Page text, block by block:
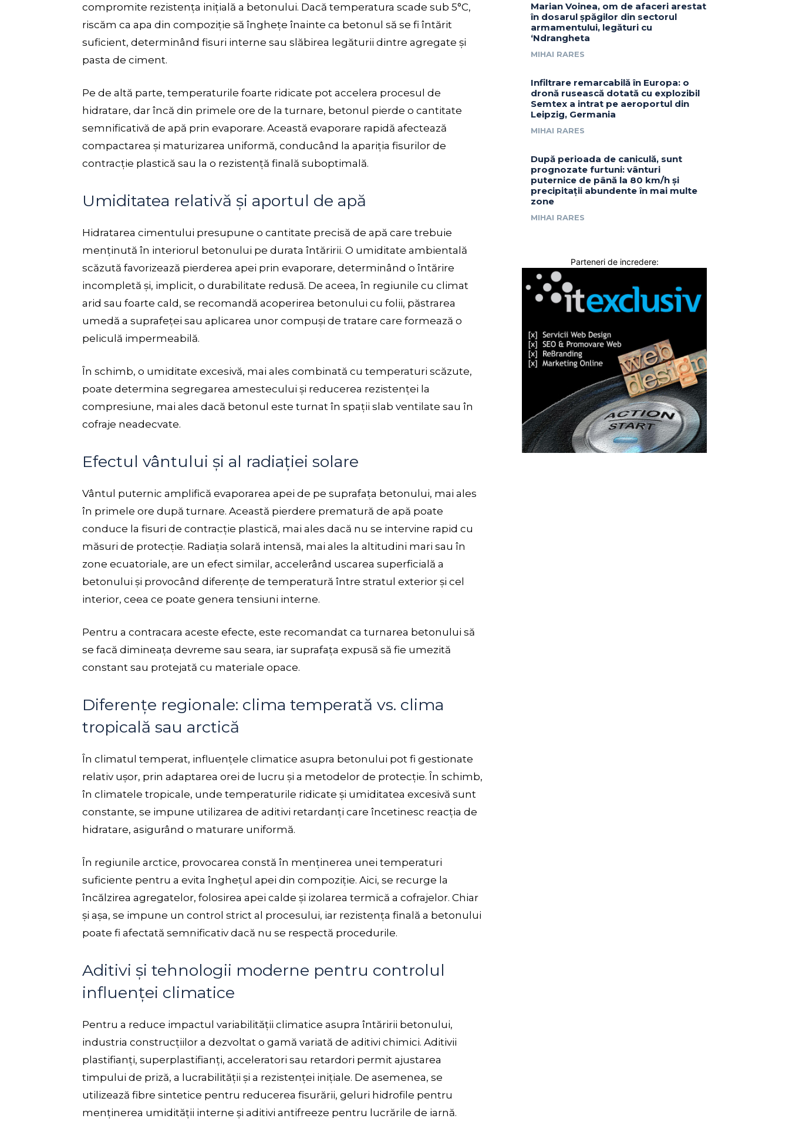
compromite rezistența inițială a betonului. Dacă temperatura scade sub 5°C,
riscăm ca apa din compoziție să înghețe înainte ca betonul să se fi întărit
suficient, determinând fisuri interne sau slăbirea legăturii dintre agregate și
pasta de ciment.
Pe de altă parte, temperaturile foarte ridicate pot accelera procesul de
hidratare, dar încă din primele ore de la turnare, betonul pierde o cantitate
semnificativă de apă prin evaporare. Această evaporare rapidă afectează
compactarea și maturizarea uniformă, conducând la apariția fisurilor de
contracție plastică sau la o rezistență finală suboptimală.
Umiditatea relativă și aportul de apă
Hidratarea cimentului presupune o cantitate precisă de apă care trebuie
menținută în interiorul betonului pe durata întăririi. O umiditate ambientală
scăzută favorizează pierderea apei prin evaporare, determinând o întărire
incompletă și, implicit, o durabilitate redusă. De aceea, în regiunile cu climat
arid sau foarte cald, se recomandă acoperirea betonului cu folii, păstrarea
umedă a suprafeței sau aplicarea unor compuși de tratare care formează o
peliculă impermeabilă.
În schimb, o umiditate excesivă, mai ales combinată cu temperaturi scăzute,
poate determina segregarea amestecului și reducerea rezistenței la
compresiune, mai ales dacă betonul este turnat în spații slab ventilate sau în
cofraje neadecvate.
Efectul vântului și al radiației solare
Vântul puternic amplifică evaporarea apei de pe suprafața betonului, mai ales
în primele ore după turnare. Această pierdere prematură de apă poate
conduce la fisuri de contracție plastică, mai ales dacă nu se intervine rapid cu
măsuri de protecție. Radiația solară intensă, mai ales la altitudini mari sau în
zone ecuatoriale, are un efect similar, accelerând uscarea superficială a
betonului și provocând diferențe de temperatură între stratul exterior și cel
interior, ceea ce poate genera tensiuni interne.
Pentru a contracara aceste efecte, este recomandat ca turnarea betonului să
se facă dimineața devreme sau seara, iar suprafața expusă să fie umezită
constant sau protejată cu materiale opace.
Diferențe regionale: clima temperată vs. clima
tropicală sau arctică
În climatul temperat, influențele climatice asupra betonului pot fi gestionate
relativ ușor, prin adaptarea orei de lucru și a metodelor de protecție. În schimb,
în climatele tropicale, unde temperaturile ridicate și umiditatea excesivă sunt
constante, se impune utilizarea de aditivi retardanți care încetinesc reacția de
hidratare, asigurând o maturare uniformă.
În regiunile arctice, provocarea constă în menținerea unei temperaturi
suficiente pentru a evita înghețul apei din compoziție. Aici, se recurge la
încălzirea agregatelor, folosirea apei calde și izolarea termică a cofrajelor. Chiar
și așa, se impune un control strict al procesului, iar rezistența finală a betonului
poate fi afectată semnificativ dacă nu se respectă procedurile.
Aditivi și tehnologii moderne pentru controlul
influenței climatice
Pentru a reduce impactul variabilității climatice asupra întăririi betonului,
industria construcțiilor a dezvoltat o gamă variată de aditivi chimici. Aditivii
plastifianți, superplastifianți, acceleratori sau retardori permit ajustarea
timpului de priză, a lucrabilității și a rezistenței inițiale. De asemenea, se
utilizează fibre sintetice pentru reducerea fisurării, geluri hidrofile pentru
menținerea umidității interne și aditivi antifreeze pentru lucrările de iarnă.
Marian Voinea, om de afaceri arestat
în dosarul șpăgilor din sectorul
armamentului, legături cu
‘Ndrangheta
MIHAI RARES
Infiltrare remarcabilă în Europa: o
dronă rusească dotată cu explozibil
Semtex a intrat pe aeroportul din
Leipzig, Germania
MIHAI RARES
După perioada de caniculă, sunt
prognozate furtuni: vânturi
puternice de până la 80 km/h și
precipitații abundente în mai multe
zone
MIHAI RARES
Parteneri de incredere: